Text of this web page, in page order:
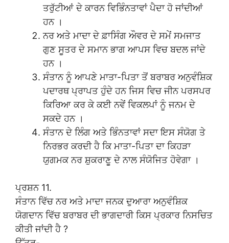
ਤਰੁੱਟੀਆਂ ਦੇ ਕਾਰਨ ਵਿਭਿੰਨਤਾਵਾਂ ਪੈਦਾ ਹੋ ਜਾਂਦੀਆਂ
ਹਨ ।
ਨਰ ਅਤੇ ਮਾਦਾ ਦੇ ਫ਼ਾਸਿੰਗ ਔਵਰ ਦੇ ਸਮੇਂ ਸਮਜਾਤ
ਗੁਣ ਸੂਤਰ ਦੇ ਸਮਾਨ ਭਾਗ ਆਪਸ ਵਿਚ ਬਦਲ ਜਾਂਦੇ
ਹਨ ।
ਸੰਤਾਨ ਨੂੰ ਆਪਣੇ ਮਾਤਾ-ਪਿਤਾ ਤੋਂ ਬਰਾਬਰ ਅਨੁਵੰਸ਼ਿਕ
ਪਦਾਰਥ ਪ੍ਰਾਪਤ ਹੁੰਦੇ ਹਨ ਜਿਸ ਵਿਚ ਜੀਨ ਪਰਸਪਰ
ਕਿਰਿਆ ਕਰ ਕੇ ਕਈ ਨਵੇਂ ਵਿਕਲਪਾਂ ਨੂੰ ਜਨਮ ਦੇ
ਸਕਦੇ ਹਨ ।
ਸੰਤਾਨ ਦੇ ਲਿੰਗ ਅਤੇ ਭਿੰਨਤਾਵਾਂ ਸਦਾ ਇਸ ਸੰਯੋਗ ਤੇ
ਨਿਰਭਰ ਕਰਦੀ ਹੈ ਕਿ ਮਾਤਾ-ਪਿਤਾ ਦਾ ਕਿਹੜਾ
ਯੁਗਮਕ ਨਰ ਸ਼ੁਕਰਾਣੂ ਦੇ ਨਾਲ ਸੰਯੋਜਿਤ ਹੋਵੇਗਾ ।
ਪ੍ਰਸ਼ਨ 11.
ਸੰਤਾਨ ਵਿੱਚ ਨਰ ਅਤੇ ਮਾਦਾ ਜਨਕ ਦੁਆਰਾ ਅਨੁਵੰਸ਼ਿਕ
ਯੋਗਦਾਨ ਵਿੱਚ ਬਰਾਬਰ ਦੀ ਭਾਗਦਾਰੀ ਕਿਸ ਪ੍ਰਕਾਰ ਨਿਸਚਿਤ
ਕੀਤੀ ਜਾਂਦੀ ਹੈ ?